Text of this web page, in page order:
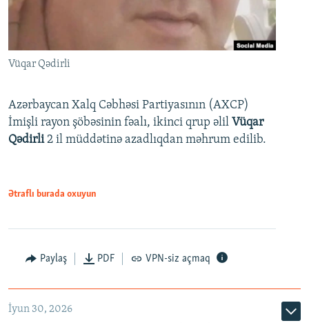
Vüqar Qədirli
Azərbaycan Xalq Cəbhəsi Partiyasının (AXCP)
İmişli rayon şöbəsinin fəalı, ikinci qrup əlil Vüqar
Qədirli2 il müddətinə azadlıqdan məhrum edilib.
Ətraflı burada oxuyun
Paylaş PDF VPN-siz açmaq
İyun 30, 2026